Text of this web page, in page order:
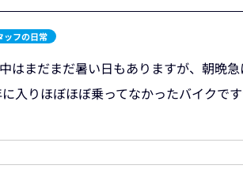
ッフの日常
はまだまだ暑い日もありますが、朝晩
入りほぼほぼ乗ってなかったバイクで